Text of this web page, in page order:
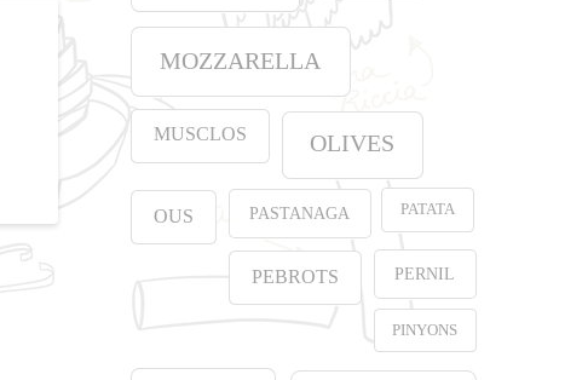
MOZZARELLA
MUSCLOS OLIVES
OUS PASTANAGA PATATA
PEBROTS PERNIL
PINYONS